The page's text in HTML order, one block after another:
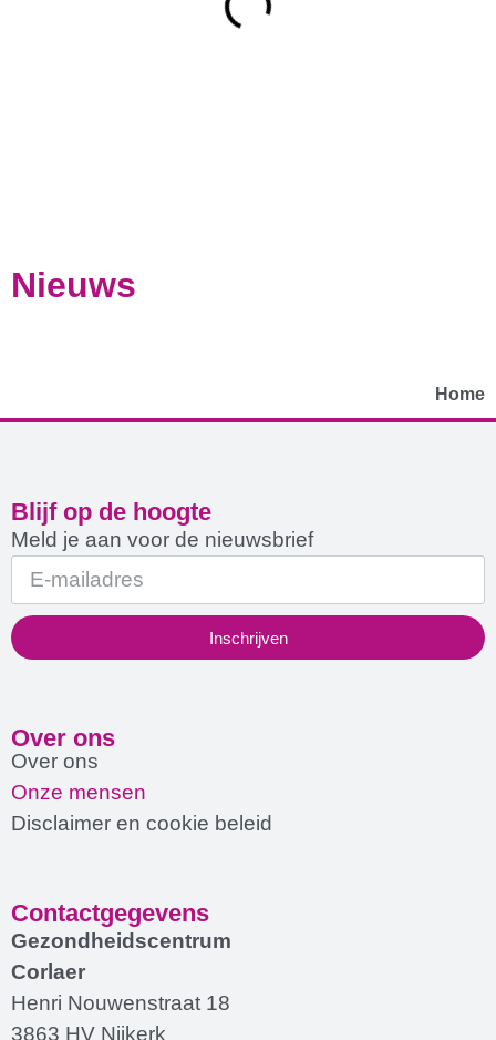
Nieuws
Home
Blijf op de hoogte
Meld je aan voor de nieuwsbrief
Inschrijven
Over ons
Over ons
Onze mensen
Disclaimer en cookie beleid
Contactgegevens
Gezondheidscentrum
Corlaer
Henri Nouwenstraat 18
3863 HV Nijkerk